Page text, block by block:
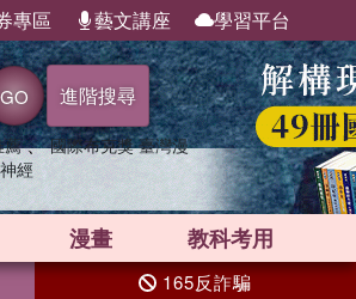
專區 藝文講座 學習平台
GO 進階搜尋
薦 、 國際布克獎 臺灣漫
經
漫畫 教科考用
165反詐騙